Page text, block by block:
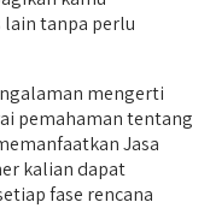
tanpa perlu
mengerti
pemahaman tentang
Jasa
kalian dapat
fase rencana